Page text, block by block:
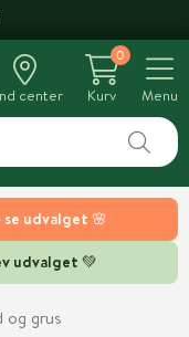
udvalget 🌸
udvalget 💚
center
0
Kurv
Menu
og grus